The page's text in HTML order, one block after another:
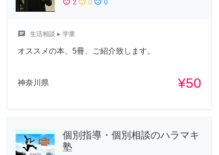
2 0 0
chat 生活相談 ▸ 学業
オススメの本、5冊、ご紹介致します。
神奈川県 ¥50
個別指導・個別相談のハラマキ
塾